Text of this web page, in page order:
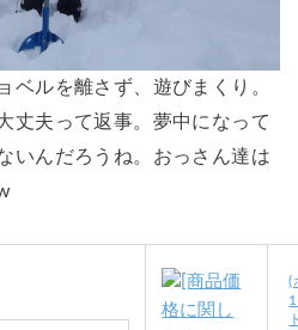
ベルを離さず、遊びまくり。
丈夫って返事。夢中になって
いんだろうね。おっさん達は
(